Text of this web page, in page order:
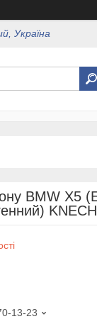
Україна
BMW X5
13-23